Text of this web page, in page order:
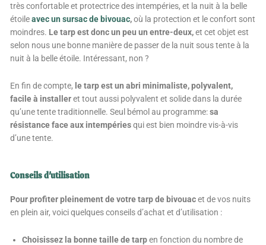
très confortable et protectrice des intempéries, et la nuit à la belle
étoileavec un sursac de bivouac,où la protection et le confort sont
moindres. Le tarp est donc un peu un entre-deux,et cet objet est
selon nous une bonne manière de passer de la nuit sous tente à la
nuit à la belle étoile. Intéressant, non ?
En fin de compte, le tarp est un abri minimaliste, polyvalent,
facile à installeret tout aussi polyvalent et solide dans la durée
qu’une tente traditionnelle. Seul bémol au programme:sa
résistance face aux intempériesqui est bien moindre vis-à-vis
d’une tente.
Conseils d'utilisation
Pour profiter pleinement de votre tarp de bivouacet de vos nuits
en plein air, voici quelques conseils d’achat et d’utilisation :
Choisissez la bonne taille de tarpen fonction du nombre de